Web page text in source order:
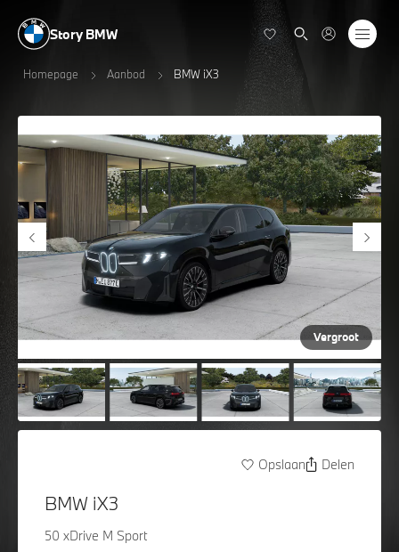
Story BMW
Homepage Aanbod BMW iX3
Vergroot
Opslaan Delen
BMW iX3
50 xDrive M Sport